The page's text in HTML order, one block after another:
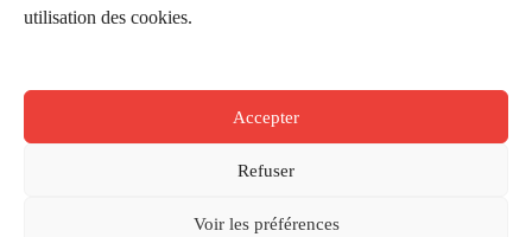
utilisation des cookies.
Accepter
Refuser
Voir les préférences